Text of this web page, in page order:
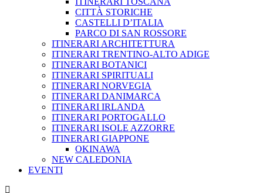
CITTÀ STORICHE
CASTELLI D’ITALIA
PARCO DI SAN ROSSORE
ITINERARI ARCHITETTURA
ITINERARI TRENTINO-ALTO ADIGE
ITINERARI BOTANICI
ITINERARI SPIRITUALI
ITINERARI NORVEGIA
ITINERARI DANIMARCA
ITINERARI IRLANDA
ITINERARI PORTOGALLO
ITINERARI ISOLE AZZORRE
ITINERARI GIAPPONE
OKINAWA
NEW CALEDONIA
EVENTI